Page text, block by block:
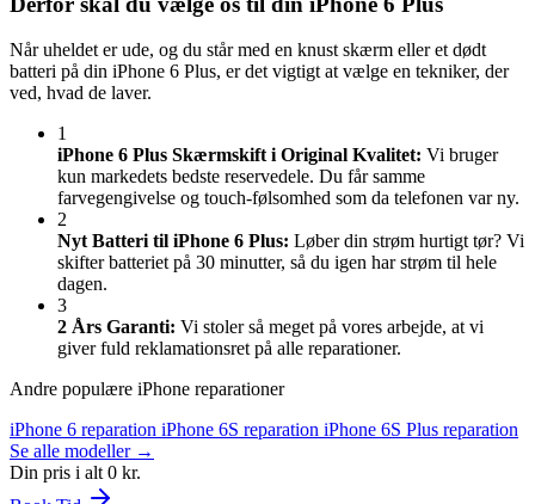
Når uheldet er ude, og du står med en knust skærm eller et dødt
batteri på din iPhone 6 Plus, er det vigtigt at vælge en tekniker, der
ved, hvad de laver.
1
iPhone 6 Plus Skærmskift i Original Kvalitet: Vi bruger
kun markedets bedste reservedele. Du får samme
farvegengivelse og touch-følsomhed som da telefonen var ny.
2
Nyt Batteri til iPhone 6 Plus: Løber din strøm hurtigt tør? Vi
skifter batteriet på 30 minutter, så du igen har strøm til hele
dagen.
3
2 Års Garanti: Vi stoler så meget på vores arbejde, at vi
giver fuld reklamationsret på alle reparationer.
Andre populære iPhone reparationer
iPhone 6 reparation iPhone 6S reparation iPhone 6S Plus reparation
Se alle modeller →
Din pris i alt 0 kr.